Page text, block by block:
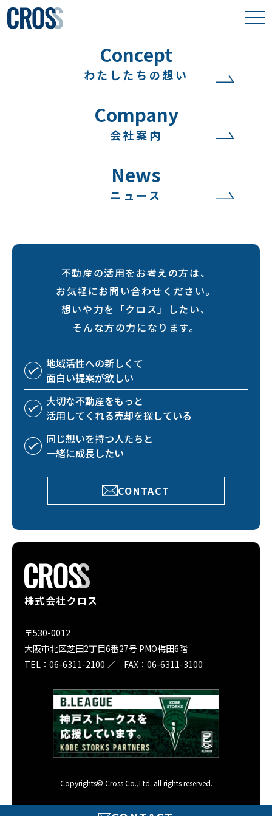
Concept
わたしたちの想い
Company
会社案内
News
ニュース
不動産の活用をお考えの方は、
お気軽にお問い合わせください。
想いや力を「クロス」したい、
そんな方の力になります。
地域活性への新しくて
面白い提案が欲しい
大切な不動産をもっと
活用してくれる売却を探している
同じ想いを持つ人たちと
一緒に成長したい
CONTACT
株式会社クロス
〒530-0012
大阪市北区芝田2丁目6番27号 PMO梅田6階
TEL：06-6311-2100 ／ FAX：06-6311-3100
Copyrights© Cross Co.,Ltd. all rights reserved.